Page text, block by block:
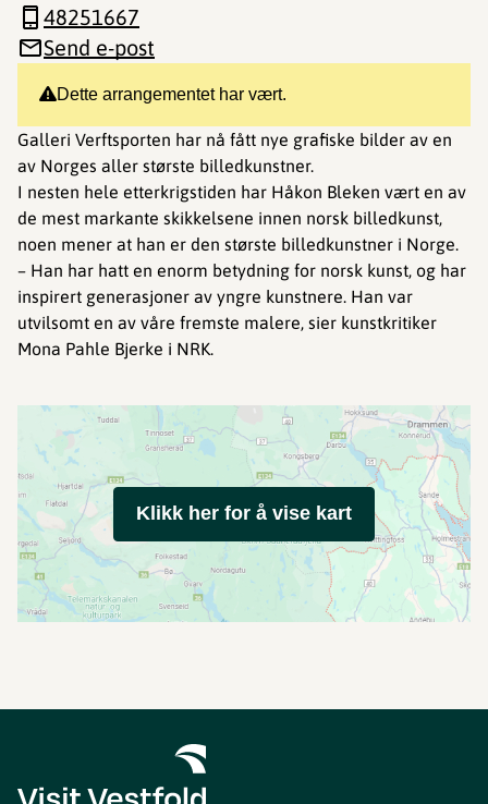
Dette arrangementet har vært.
Galleri Verftsporten har nå fått nye grafiske bilder av en
av Norges aller største billedkunstner.
I nesten hele etterkrigstiden har Håkon Bleken vært en av
de mest markante skikkelsene innen norsk billedkunst,
noen mener at han er den største billedkunstner i Norge.
– Han har hatt en enorm betydning for norsk kunst, og har
inspirert generasjoner av yngre kunstnere. Han var
utvilsomt en av våre fremste malere, sier kunstkritiker
Mona Pahle Bjerke i NRK.
48251667
Send e-post
Klikk her for å vise kart